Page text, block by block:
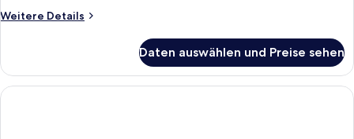
Weitere Details
Weitere
Suite
sea
view.
Daten auswählen und Preise sehen